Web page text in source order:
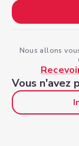
Nous allons
Vous n'avez